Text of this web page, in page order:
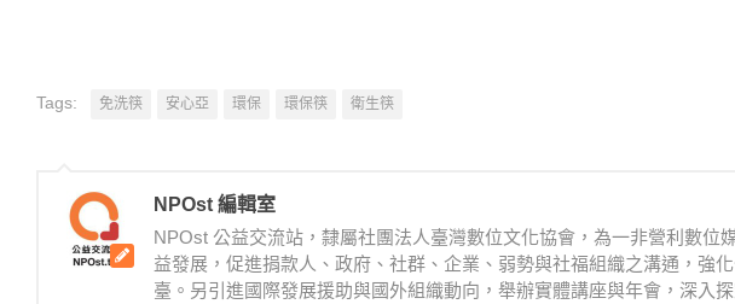
Tags: 免洗筷 安心亞 環保 環保筷 衛生筷
NPOst 編輯室
NPOst 公益交流站，隸屬社團法人臺灣數位文化協會，為一非營利數位
益發展，促進捐款人、政府、社群、企業、弱勢與社福組織之溝通，強
臺。另引進國際發展援助與國外組織動向，舉辦實體講座與年會，深入